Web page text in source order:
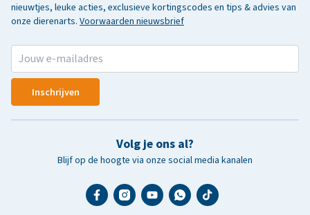
nieuwtjes, leuke acties, exclusieve kortingscodes en tips & advies van
onze dierenarts. Voorwaarden nieuwsbrief
Inschrijven
Volg je ons al?
Blijf op de hoogte via onze social media kanalen